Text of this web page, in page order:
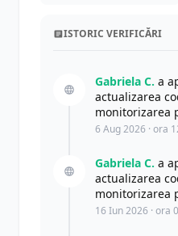
ISTORIC VERIFICĂRI
Gabriela C. a
actualizarea
monitorizarea
6 Aug 2026 · ora
Gabriela C. a
actualizarea
monitorizarea
16 Iun 2026 · ora